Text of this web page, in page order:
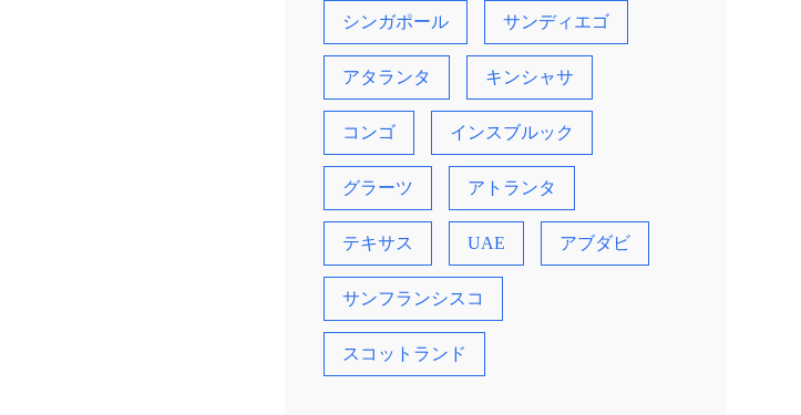
シンガポール サンディエゴ
アタランタ キンシャサ
コンゴ インスブルック
グラーツ アトランタ
テキサス UAE アブダビ
サンフランシスコ
スコットランド